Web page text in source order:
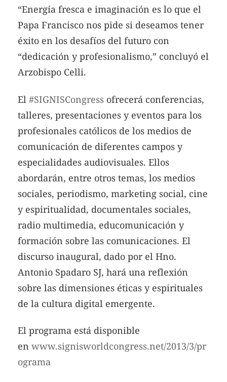
“Energía fresca e imaginación es lo que el
Papa Francisco nos pide si deseamos tener
éxito en los desafíos del futuro con
“dedicación y profesionalismo,” concluyó el
Arzobispo Celli.
El #SIGNISCongress ofrecerá conferencias,
talleres, presentaciones y eventos para los
profesionales católicos de los medios de
comunicación de diferentes campos y
especialidades audiovisuales. Ellos
abordarán, entre otros temas, los medios
sociales, periodismo, marketing social, cine
y espiritualidad, documentales sociales,
radio multimedia, educomunicación y
formación sobre las comunicaciones. El
discurso inaugural, dado por el Hno.
Antonio Spadaro SJ, hará una reflexión
sobre las dimensiones éticas y espirituales
de la cultura digital emergente.
El programa está disponible
en www.signisworldcongress.net/2013/3/pr
ograma